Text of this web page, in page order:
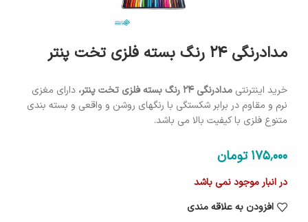
مدادرنگی 24 رنگ بسته فلزی تخت پنتر
خرید اینترنتی مدادرنگی 24 رنگ بسته فلزی تخت پنتر،
دارای مغزی
نرم و مقاوم در برابر شکستگی با رنگهای روشن و واقعی و بسته بندی
متنوع فلزی با کیفیت بالا می باشد.
175٬000 تومان
در انبار موجود نمی باشد
افزودن به علاقه مندی